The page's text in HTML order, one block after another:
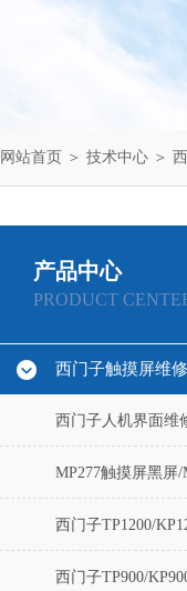
网站首页 ＞ 技术中心 ＞
产品中心
PRODUCT
西门子触摸屏维修
西门子人机界面维
MP277触摸屏黑屏/
西门子TP1200/
西门子TP900/